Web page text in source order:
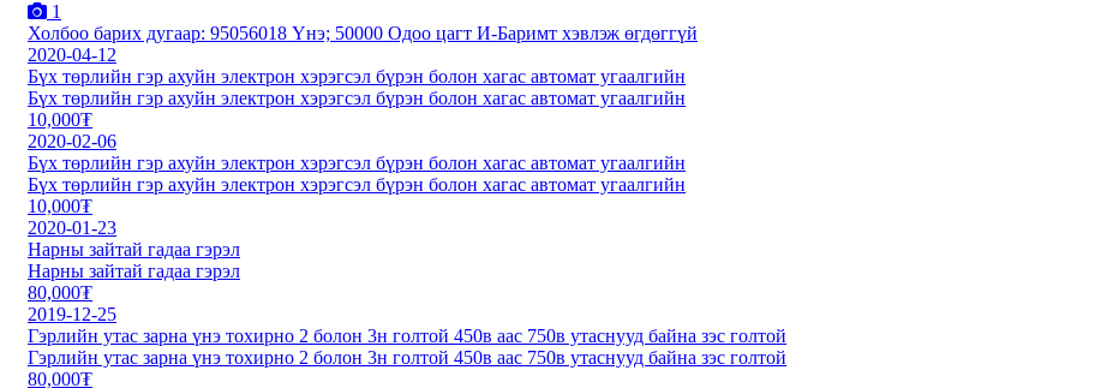
1
Холбоо барих дугаар: 95056018 Үнэ; 50000 Одоо цагт И-Баримт хэвлэж өгдөггүй
2020-04-12
Бүх төрлийн гэр ахуйн электрон хэрэгсэл бүрэн болон хагас автомат угаалгийн
Бүх төрлийн гэр ахуйн электрон хэрэгсэл бүрэн болон хагас автомат угаалгийн
10,000₮
2020-02-06
Бүх төрлийн гэр ахуйн электрон хэрэгсэл бүрэн болон хагас автомат угаалгийн
Бүх төрлийн гэр ахуйн электрон хэрэгсэл бүрэн болон хагас автомат угаалгийн
10,000₮
2020-01-23
Нарны зайтай гадаа гэрэл
Нарны зайтай гадаа гэрэл
80,000₮
2019-12-25
Гэрлийн утас зарна үнэ тохирно 2 болон 3н голтой 450в аас 750в утаснууд байна зэс голтой
Гэрлийн утас зарна үнэ тохирно 2 болон 3н голтой 450в аас 750в утаснууд байна зэс голтой
80,000₮